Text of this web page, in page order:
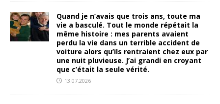
Quand je n’avais que trois ans, toute ma
vie a basculé. Tout le monde répétait la
même histoire : mes parents avaient
perdu la vie dans un terrible accident de
voiture alors qu’ils rentraient chez eux par
une nuit pluvieuse. J’ai grandi en croyant
que c’était la seule vérité.
13.07.2026